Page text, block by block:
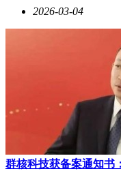
了知名机器人专家克里
价，他回复道：“这看
部参考设计仓库asimov
后，Asimov账号发帖
了。”明确指出用户可
体，Asimov和Menlo
OpenClaw代理生态实
在Asimov发布的连接
关键要素。首先是代理
理和自主性之间建立清
2026-03-04
群核科技获备案通知书